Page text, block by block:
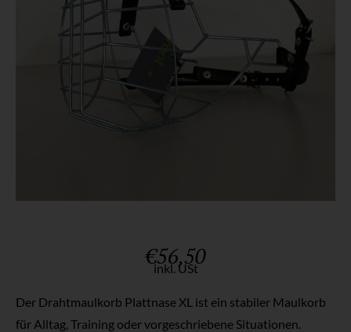
€56,50
inkl. USt
Der Drahtmaulkorb Plattnase XL ist ein stabiler Maulkorb
für Alltag, Training oder vorgeschriebene Situationen.